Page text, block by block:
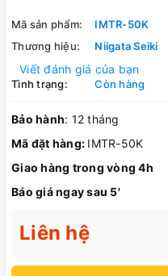
Mã sản phẩm:
IMTR-50K
Thương hiệu:
Niigata Seiki
Viết đánh giá của bạn
Tình trạng: Còn hàng
Bảo hành: 12 tháng
Mã đặt hàng: IMTR-50K
Giao hàng trong vòng 4h
Báo giá ngay sau 5'
Liên hệ